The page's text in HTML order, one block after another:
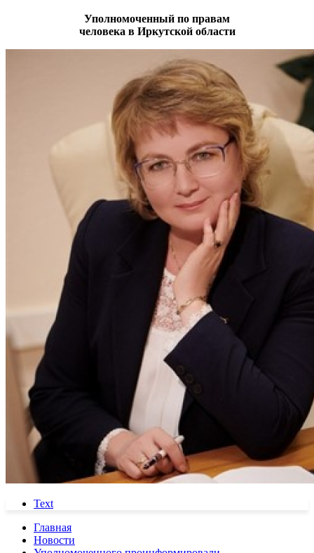
Уполномоченный по правам
человека в Иркутской области
Text
Главная
Новости